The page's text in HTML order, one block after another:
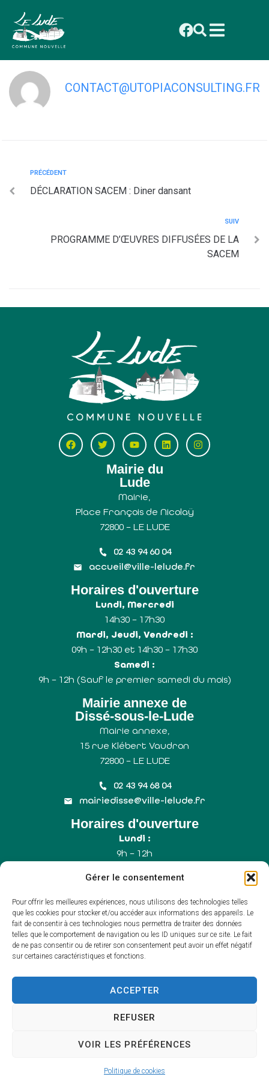
Gérer le consentement
Pour offrir les meilleures expériences, nous utilisons des technologies telles
que les cookies pour stocker et/ou accéder aux informations des appareils. Le
fait de consentir à ces technologies nous permettra de traiter des données
telles que le comportement de navigation ou les ID uniques sur ce site. Le fait
de ne pas consentir ou de retirer son consentement peut avoir un effet négatif
sur certaines caractéristiques et fonctions.
ACCEPTER
REFUSER
VOIR LES PRÉFÉRENCES
Politique de cookies
principal
DEMANDE D’AUTORISATION SACEM
CONTACT@UTOPIACONSULTING.FR
PRÉCÉDENT
DÉCLARATION SACEM : Diner dansant
SUIV
PROGRAMME D’ŒUVRES DIFFUSÉES DE LA
SACEM
Mairie du
Lude
Mairie,
Place François de Nicolaÿ
72800 – LE LUDE
02 43 94 60 04
accueil@ville-lelude.fr
Horaires d'ouverture
Lundi, Mercredi
14h30 – 17h30
Mardi, Jeudi, Vendredi :
09h – 12h30 et 14h30 – 17h30
Samedi :
9h – 12h (Sauf le premier samedi du mois)
Mairie annexe de
Dissé-sous-le-Lude
Mairie annexe,
15 rue Klébert Vaudron
72800 – LE LUDE
02 43 94 68 04
mairiedisse@ville-lelude.fr
Horaires d'ouverture
Lundi :
9h – 12h
9h – 12h
Samedi :
9h – 12h (Uniquement le 1er samedi du mois)
Accessibilité
Mentions légales
Confidentialité